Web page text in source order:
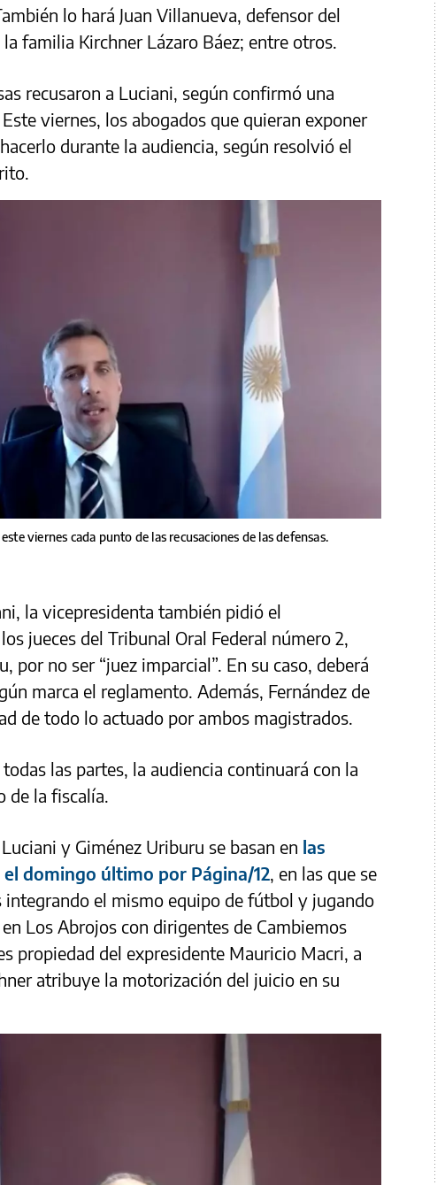
lo hará Juan Villanueva, defensor del
familia Kirchner Lázaro Báez; entre otros.
recusaron a Luciani, según confirmó una
viernes, los abogados que quieran exponer
durante la audiencia, según resolvió el
viernes cada punto de las recusaciones de las defensas.
la vicepresidenta también pidió el
jueces del Tribunal Oral Federal número 2,
por no ser “juez imparcial”. En su caso, deberá
marca el reglamento. Además, Fernández de
de todo lo actuado por ambos magistrados.
las partes, la audiencia continuará con la
de la fiscalía.
y Giménez Uriburu se basan en las
domingo último por Página/12, en las que se
integrando el mismo equipo de fútbol y jugando
Los Abrojos con dirigentes de Cambiemos
propiedad del expresidente Mauricio Macri, a
atribuye la motorización del juicio en su